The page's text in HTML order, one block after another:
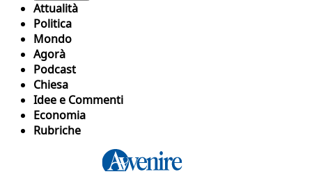
Attualità
Politica
Mondo
Agorà
Podcast
Chiesa
Idee e Commenti
Economia
Rubriche